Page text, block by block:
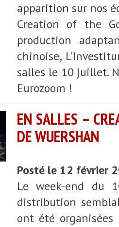
apparition sur nos
Creation of the
production
chinoise,
salles le 10 juillet.
Eurozoom !
EN SALLES –
DE WUERSHAN
Posté le 12 février
Le week-end du
distribution
ont été organisées